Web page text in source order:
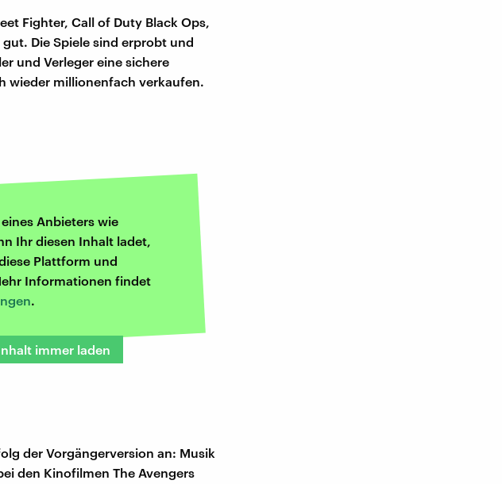
Fighter, Call of Duty Black Ops,
Die Spiele sind erprobt und
und Verleger eine sichere
wieder millionenfach verkaufen.
Anbieters wie
Ihr diesen Inhalt ladet,
Plattform und
Informationen findet
.
immer laden
der Vorgängerversion an: Musik
den Kinofilmen The Avengers